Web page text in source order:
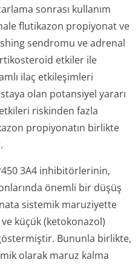
sonrası kullanım
flutikazon propiyonat ve
sendromu ve adrenal
etkiler ile
ilaç etkileşimleri
olan potansiyel yararı
riskinden fazla
propiyonatın birlikte
3A4 inhibitörlerinin,
önemli bir düşüş
sistemik maruziyette
küçük (ketokonazol)
Bununla birlikte,
olarak maruz kalma